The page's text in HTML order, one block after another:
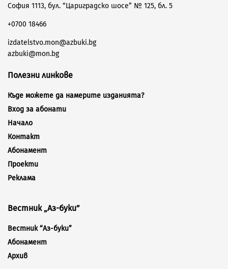
София 1113, бул. “Цариградско шосе” № 125, бл. 5
+0700 18466
izdatelstvo.mon@azbuki.bg
azbuki@mon.bg
Полезни линкове
Къде можете да намерите изданията?
Вход за абонати
Начало
Контакт
Абонамент
Проекти
Реклама
Вестник „Аз-буки”
Вестник “Аз-буки”
Абонамент
Архив